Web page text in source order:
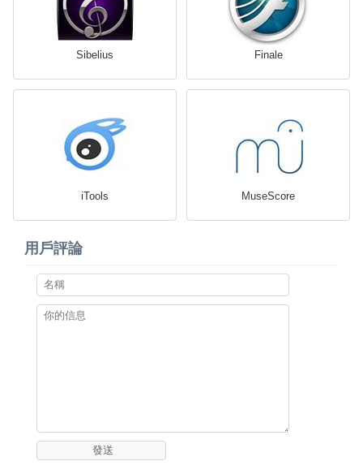
Sibelius Finale
iTools MuseScore
用戶評論